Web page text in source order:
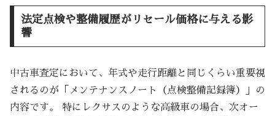
法定点検や整備履歴がリセール価格に与える影
響
中古車査定において、年式や走行距離と同じくらい重要視
されるのが「メンテナンスノート（点検整備記録簿）」の
内容です。 特にレクサスのような高級車の場合、次オー